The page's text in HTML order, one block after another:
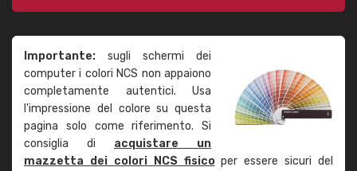
Importante: sugli schermi dei
computer i colori NCS non appaiono
completamente autentici. Usa
l'impressione del colore su questa
pagina solo come riferimento. Si
consiglia di acquistare un
mazzetta dei colori NCS fisicoper essere sicuri del